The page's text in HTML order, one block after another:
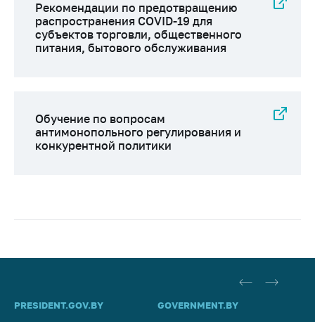
Рекомендации по предотвращению
распространения COVID-19 для
субъектов торговли, общественного
питания, бытового обслуживания
Обучение по вопросам
антимонопольного регулирования и
конкурентной политики
PRESIDENT.GOV.BY GOVERNMENT.BY